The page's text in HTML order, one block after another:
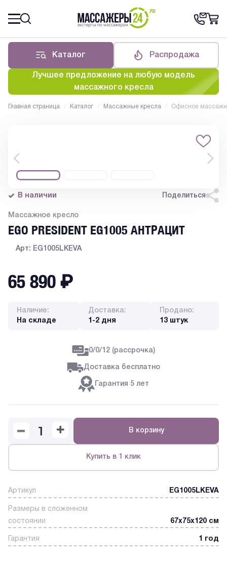
Каталог Распродажа
Лучшее предложение на любую модель
массажного кресла
Главная страница / Каталог / Массажные кресла / Офисное
В наличии Поделиться
Массажное кресло
EGO PRESIDENT EG1005 АНТРАЦИТ
Арт: EG1005LKEVA
65 890 ₽
Наличие:
На складе
Доставка:
1-2 дня
Продано:
13 штук
0/0/12 (рассрочка)
Доставка бесплатно
Гарантия 5 лет
В корзину
Купить в 1 клик
Артикул EG1005LKEVA
Размеры в сложенном
состоянии
67x75x120 см
Гарантия 1 год